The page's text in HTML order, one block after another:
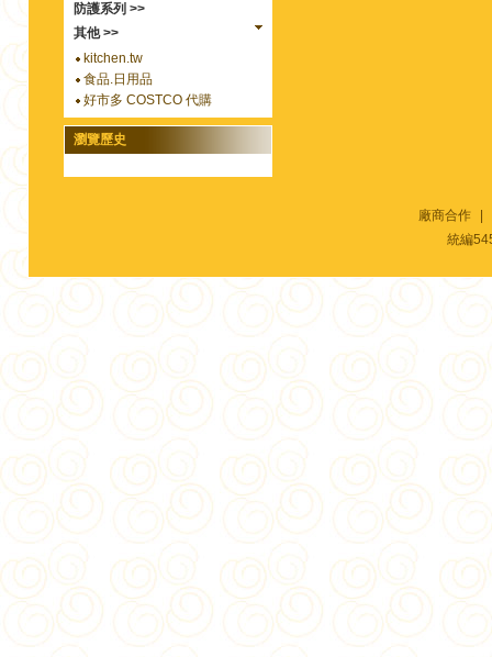
防護系列 >>
其他 >>
kitchen.tw
食品.日用品
好市多 COSTCO 代購
瀏覽歷史
廠商合作
統編